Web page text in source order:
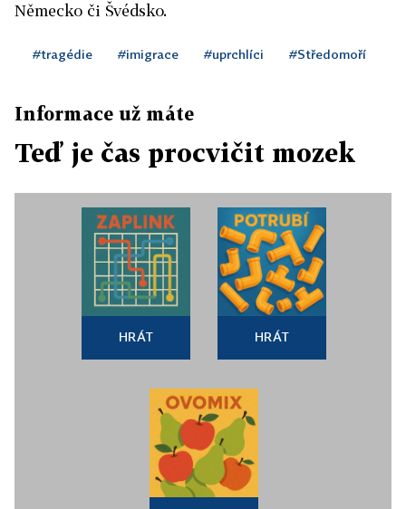
Německo či Švédsko.
#tragédie #imigrace #uprchlíci #Středomoří
Informace už máte
Teď je čas procvičit mozek
HRÁT HRÁT